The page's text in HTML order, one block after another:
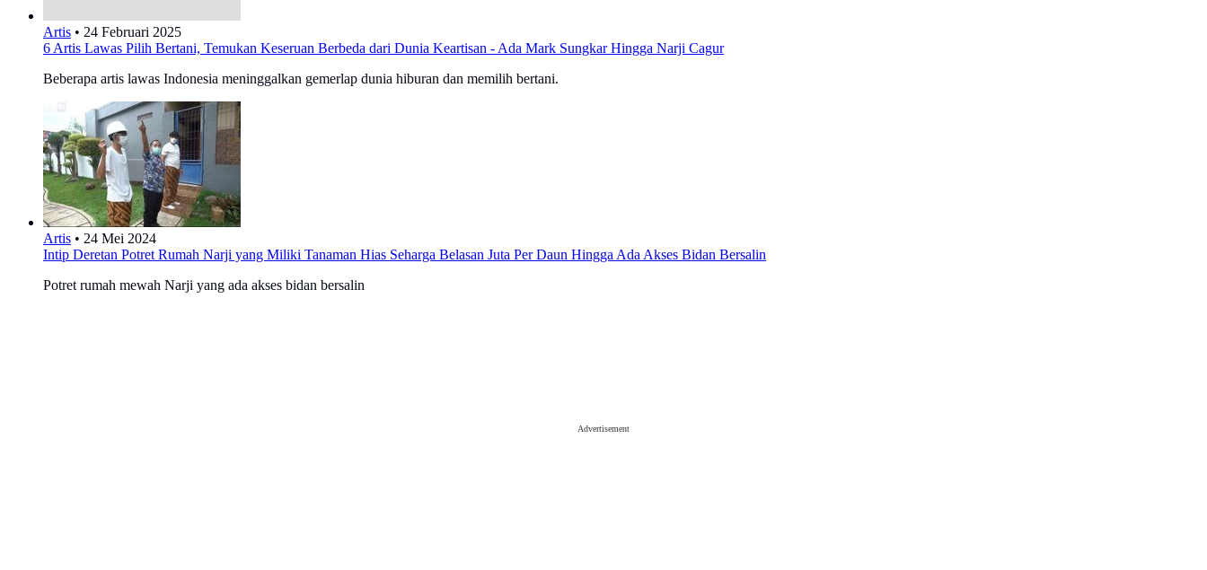
Artis • 24 Februari 2025
6 Artis Lawas Pilih Bertani, Temukan Keseruan Berbeda dari Dunia Keartisan - Ada Mark Sungkar Hingga Narji Cagur
Beberapa artis lawas Indonesia meninggalkan gemerlap dunia hiburan dan memilih bertani.
Artis • 24 Mei 2024
Intip Deretan Potret Rumah Narji yang Miliki Tanaman Hias Seharga Belasan Juta Per Daun Hingga Ada Akses Bidan Bersalin
Potret rumah mewah Narji yang ada akses bidan bersalin
Advertisement